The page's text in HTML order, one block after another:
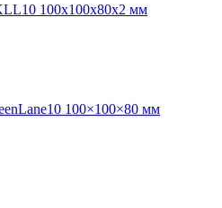
100x100x80x2 мм
100×100×80 мм